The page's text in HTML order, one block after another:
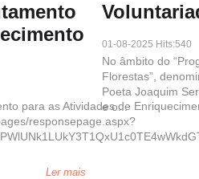
para as Atividades de
responsepage.aspx?
Ler mais
01-08-2025 Hits:540
No âmbito do
Florestas”,
Poeta Joaquim
e o...